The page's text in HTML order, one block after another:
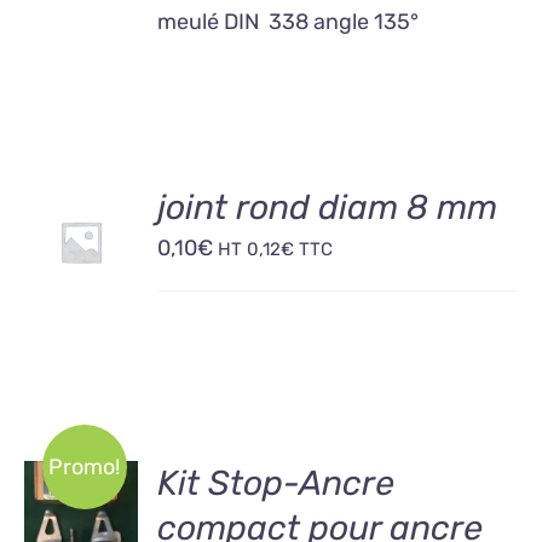
meulé DIN 338 angle 135°
AU
PANIER
joint rond diam 8 mm
0,10€ HT 0,12€ TTC
Promo!
AJOUTER
PANIER
Kit Stop-Ancre
compact pour ancre